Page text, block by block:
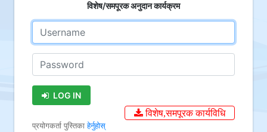
विशेष/समपूरक अनुदान कार्यक्रम
LOG IN
विशेष,समपूरक कार्यविधि
प्रयोगकर्ता पुस्तिकाहेर्नुहोस्